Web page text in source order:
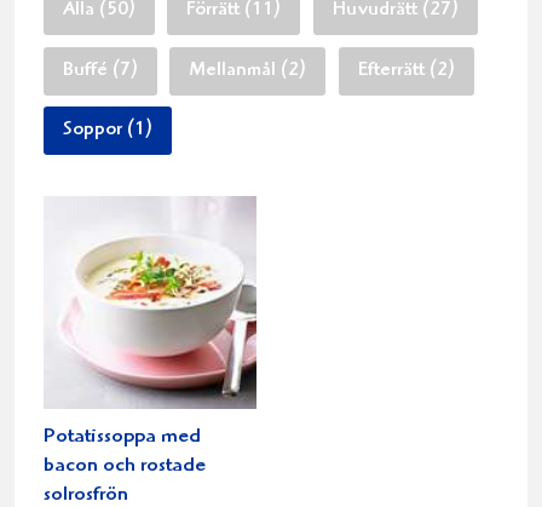
Alla (50) Förrätt (11) Huvudrätt (27)
Buffé (7) Mellanmål (2) Efterrätt (2)
Soppor (1)
Potatissoppa med
bacon och rostade
solrosfrön